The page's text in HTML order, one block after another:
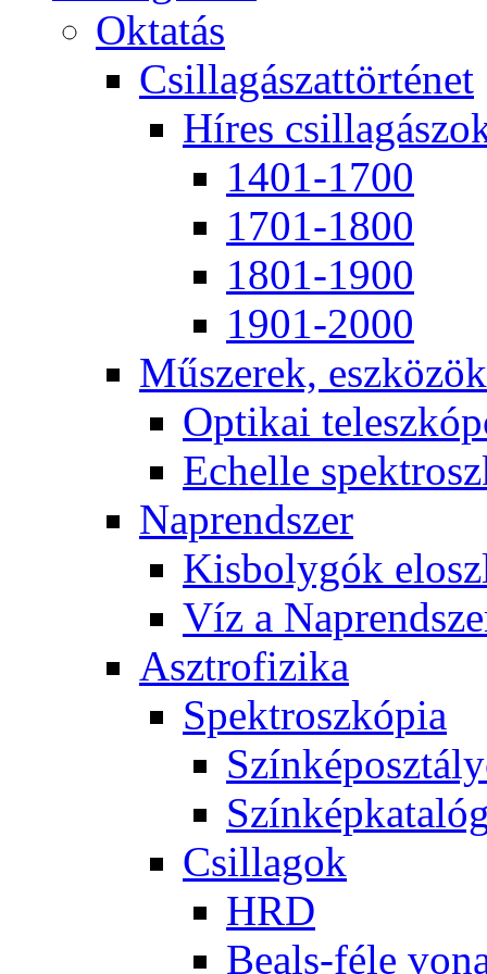
Ok­ta­tás
Csil­la­gá­szat­tör­té­net
Hí­res
1401-1700
1701-1800
1801-1900
1901-2000
Mű­sze­rek, esz­kö­zök
Op­ti­kai
Echel­le
Nap­rend­szer
Kis­boly­gók
Víz a
Aszt­ro­fi­zi­ka
Spekt­rosz­kó­pia
Csil­la­gok
HRD
Be­als-fé­le